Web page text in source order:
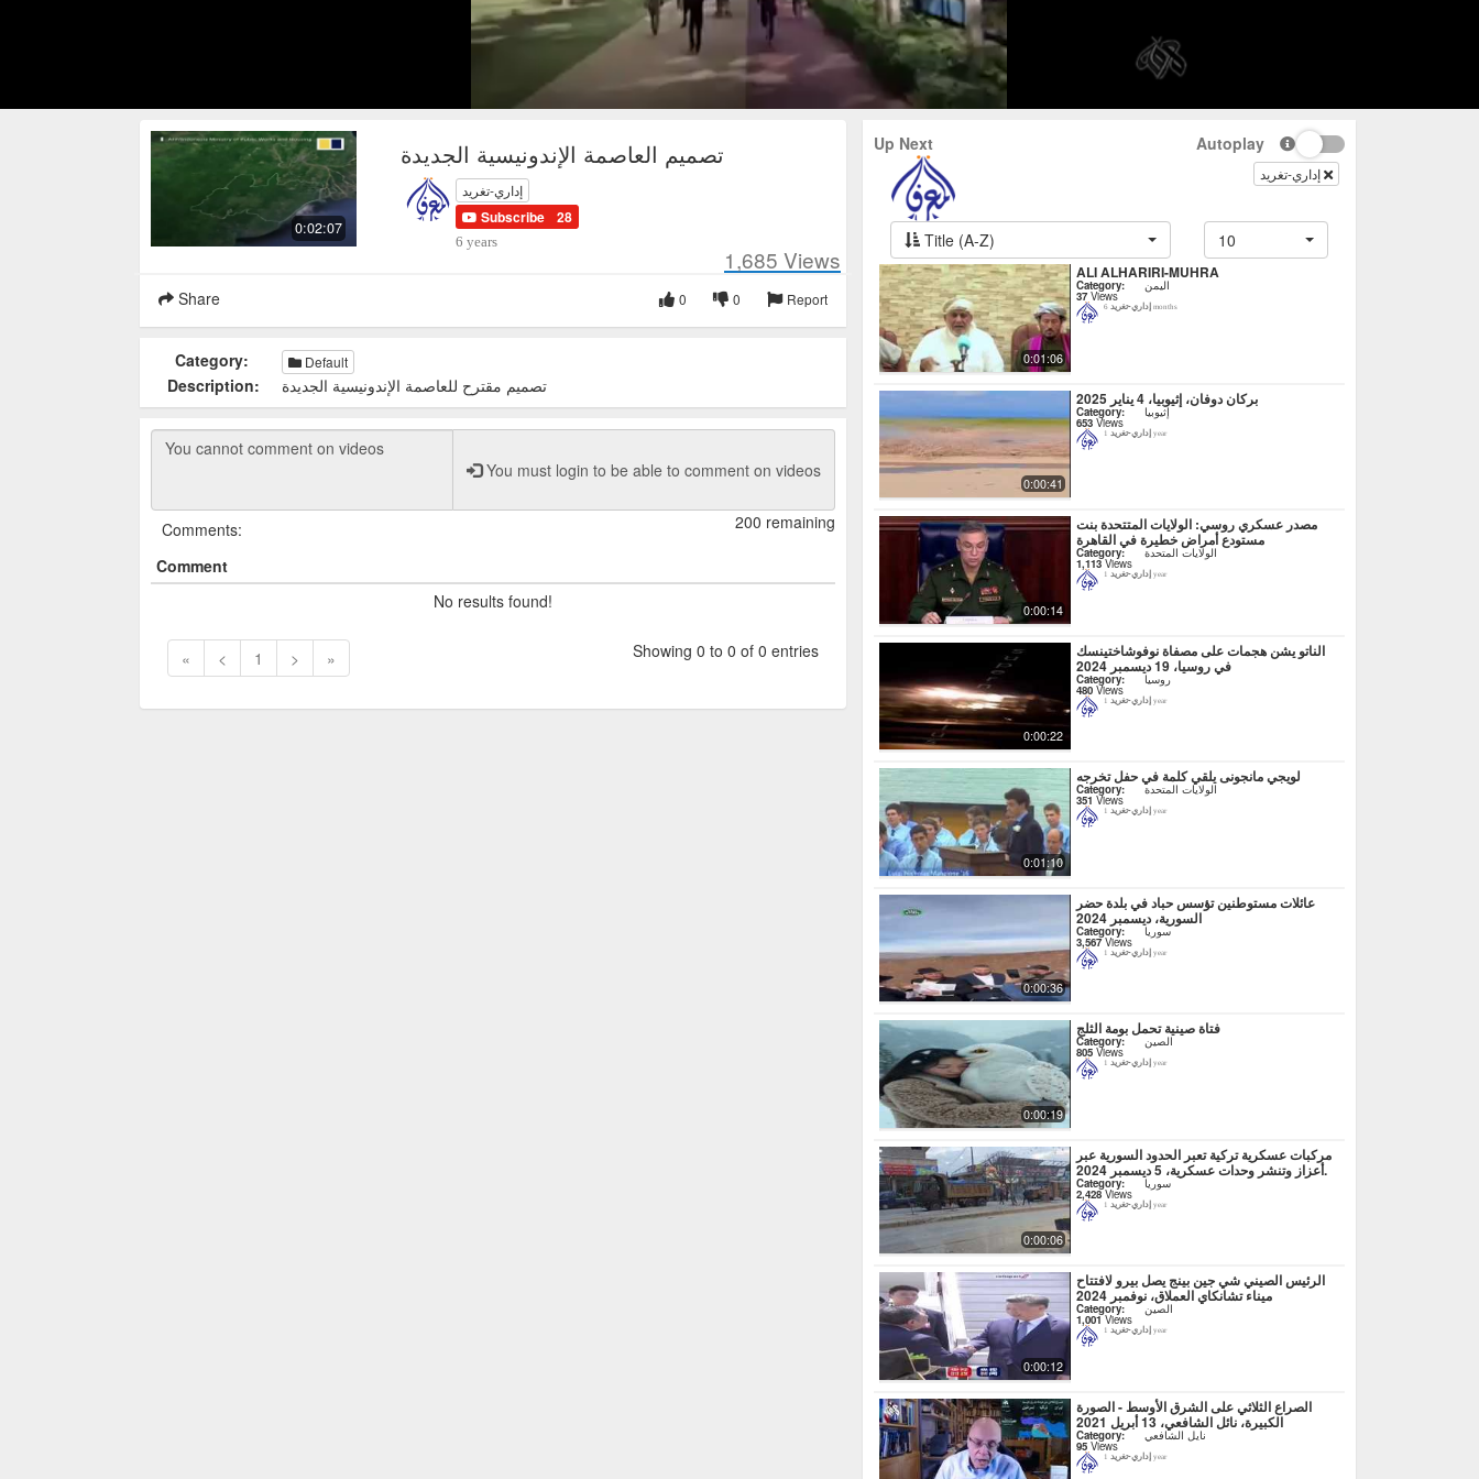
0:02:07
تصميم العاصمة الإندونيسية الجديدة
إداري-تغريد
Subscribe 28
6 years
1,685 Views
Share Report
0
0
Category: Default
Description: تصميم مقترح للعاصمة الإندونيسية الجديدة
You must login to be able to comment on videos
200 remaining
Comments:
Comment
No results found!
« < 1 > » Showing 0 to 0 of 0 entries
Up Next Autoplay
Title (A-Z) 10
0:01:06
ALI ALHARIRI-MUHRA
Category: اليمن
37Views
إداري-تغريد 6 months
0:00:41
بركان دوفان، إثيوبيا، 4 يناير 2025
Category: إثيوبيا
653 Views
إداري-تغريد 1 year
0:00:14
مصدر عسكري روسي: الولايات المتتحدة بنت
مستودع أمراض خطيرة في القاهرة
Category: الولايات المتحدة
1,113Views
إداري-تغريد 1 year
0:00:22
الناتو يشن هجمات على مصفاة نوفوشاختينسك
في روسيا، 19 ديسمبر 2024
Category: روسيا
480 Views
إداري-تغريد 1 year
0:01:10
لويجي مانجونى يلقي كلمة في حفل تخرجه
Category: الولايات المتحدة
351 Views
إداري-تغريد 1 year
0:00:36
عائلات مستوطنين تؤسس حباد في بلدة حضر
السورية، ديسمبر 2024
Category: سوريا
3,567Views
إداري-تغريد 1 year
0:00:19
فتاة صينية تحمل بومة الثلج
Category: الصين
805 Views
إداري-تغريد 1 year
0:00:06
مركبات عسكرية تركية تعبر الحدود السورية عبر
أعزاز وتنشر وحدات عسكرية، 5 ديسمبر 2024.
Category: سوريا
2,428Views
إداري-تغريد 1 year
0:00:12
الرئيس الصيني شي جين بينج يصل بيرو لافتتاح
ميناء تشانكاي العملاق، نوفمبر 2024
Category: الصين
1,001Views
إداري-تغريد 1 year
الصراع الثلاثي على الشرق الأوسط - الصورة
الكبيرة، نائل الشافعي، 13 أبريل 2021
Category: نايل الشافعي
95 Views
إداري-تغريد 1 year